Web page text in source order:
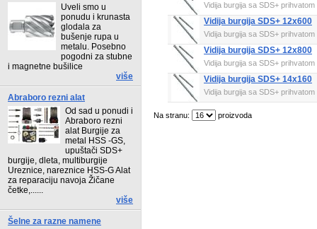
Uveli smo u
ponudu i krunasta
glodala za
bušenje rupa u
metalu. Posebno
pogodni za stubne
i magnetne bušilice
više
Abraboro rezni alat
Od sad u ponudi i
Abraboro rezni
alat Burgije za
metal HSS -GS,
upuštači SDS+
burgije, dleta, multiburgije
Ureznice, nareznice HSS-G Alat
za reparaciju navoja Žičane
četke,......
više
Šelne za razne namene
Vidija burgija sa SDS+
Vidija burgija SDS+ 12x600
Vidija burgija sa SDS+
Vidija burgija SDS+ 12x800
Vidija burgija sa SDS+
Vidija burgija SDS+ 14x160
Vidija burgija sa SDS+
Na stranu: proizvoda